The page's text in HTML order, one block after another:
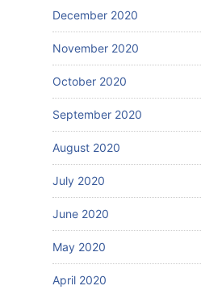
December 2020
November 2020
October 2020
September 2020
August 2020
July 2020
June 2020
May 2020
April 2020